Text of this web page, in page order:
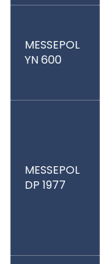
MESSEPOL
YN 600
MESSEPOL
DP 1977